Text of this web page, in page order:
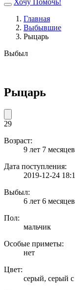
Хочу Помочь!
Главная
Выбывшие
Рыцарь
Выбыл
Рыцарь
29
Возраст:
9 лет 7
Дата поступления:
2019-12-24
Выбыл:
6 лет 6
Пол:
мальчик
Особые приметы:
нет
Цвет:
серый, серый